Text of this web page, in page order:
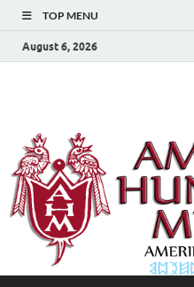
TOP MENU
August 6, 2026
Amerikai
Múzeum